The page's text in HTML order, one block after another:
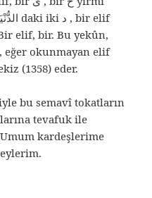
eğer okunmayan elif
(1358) eder.
bu semavî tokatların
tevafuk ile
kardeşlerime